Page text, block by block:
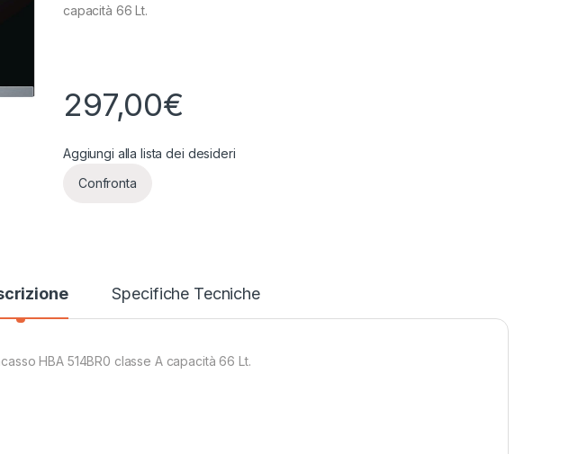
capacità 66 Lt.
297,00€
Aggiungi alla lista dei desideri
Confronta
Specifiche Tecniche
HBA 514BR0 classe A capacità 66 Lt.